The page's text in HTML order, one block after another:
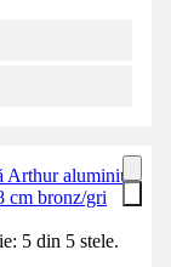
Arthur aluminiu
cm bronz/gri
5 din 5 stele.